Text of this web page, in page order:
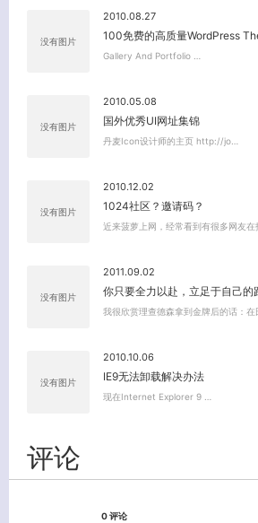
没有图片
2010.08.27
100免费的高质量WordPress
Gallery And Portfolio …
没有图片
2010.05.08
国外优秀UI网址集锦
丹麦Icon设计师的主页 http://jo…
没有图片
2010.12.02
1024社区？邀请码？
近来菠萝上网，经常看到有很多网友在
没有图片
2011.09.02
你只要全力以赴，立足于自己的
我很欣赏理查德森拿到金牌后的话：在
没有图片
2010.10.06
IE9无法卸载解决办法
现在Internet Explorer 9 …
评论
0 评论